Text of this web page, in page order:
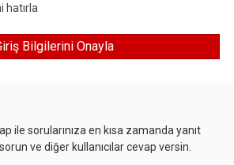
hatırla
ile sorularınıza en kısa zamanda yanıt
ve diğer kullanıcılar cevap versin.